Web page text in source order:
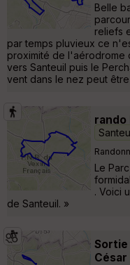
Belle
reliefs
par temps pluvieux ce
proximité de l'aérodrome
vers Santeuil puis le
vent dans le nez peut
rando
Le
. Voici
de Santeuil. »
Sortie
César